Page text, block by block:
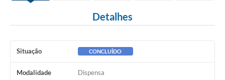
Detalhes
Situação CONCLUÍDO
Modalidade Dispensa